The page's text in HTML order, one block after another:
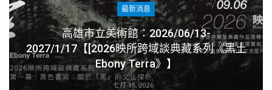
最新消息
高雄市立美術館：2026/06/13-
2027/1/17【[2026映所跨域談典藏系列《黑土
Ebony Terra》】
七月 15, 2026